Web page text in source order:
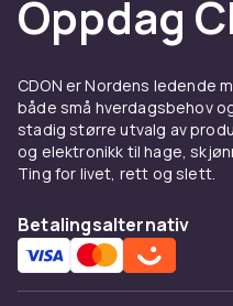
Oppdag
CDON er Nordens ledende
både små hverdagsbehov
stadig større utvalg av
og elektronikk til hage,
Ting for livet, rett og slett.
Betalingsalternativ